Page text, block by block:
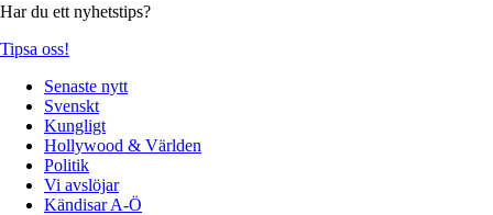
Har du ett nyhetstips?
Tipsa oss!
Senaste nytt
Svenskt
Kungligt
Hollywood & Världen
Politik
Vi avslöjar
Kändisar A-Ö